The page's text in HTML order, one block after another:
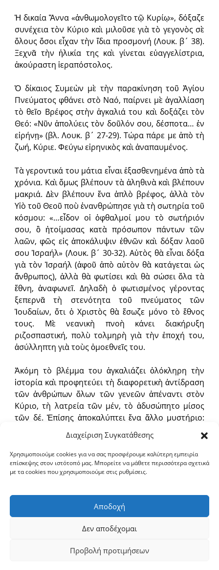
Διαχείριση Συγκατάθεσης
Χρησιμοποιούμε cookies για να σας προσφέρουμε καλύτερη εμπειρία
επίσκεψης στον ιστότοπό μας. Μπορείτε να μάθετε περισσότερα σχετικά
με τα cookies που χρησιμοποιούμε στις ρυθμίσεις.
Αποδοχή
Δεν αποδέχομαι
Προβολή προτιμήσεων
Ἡ δικαία Ἄννα «ἀνθωμολογεῖτο τῷ Κυρίῳ», δόξαζε
συνέχεια τὸν Κύριο καὶ μιλοῦσε γιὰ τὸ γεγονὸς σὲ
ὅλους ὅσοι εἶχαν τὴν ἴδια προσμονή (Λουκ. β´ 38).
Ξεχνᾶ τὴν ἡλικία της καὶ γίνεται εὐαγγελίστρια,
ἀκούραστη ἱεραπόστολος.
Ὁ δίκαιος Συμεὼν μὲ τὴν παρακίνηση τοῦ Ἁγίου
Πνεύματος φθάνει στὸ Ναό, παίρνει μὲ ἀγαλλίαση
τὸ θεῖο Βρέφος στὴν ἀγκαλιά του καὶ δοξάζει τὸν
Θεό: «Νῦν ἀπολύεις τὸν δοῦλόν σου, δέσποτα… ἐν
εἰρήνῃ» (βλ. Λουκ. β´ 27-29). Τώρα πάρε με ἀπὸ τὴ
ζωή, Κύριε. Φεύγω εἰρηνικὸς καὶ ἀναπαυμένος.
Τὰ γεροντικά του μάτια εἶναι ἐξασθενημένα ἀπὸ τὰ
χρόνια. Καὶ ὅμως βλέπουν τὰ ἀληθινὰ καὶ βλέπουν
μακριά. Δὲν βλέπουν ἕνα ἁπλὸ βρέφος, ἀλλὰ τὸν
Υἱὸ τοῦ Θεοῦ ποὺ ἐνανθρώπησε γιὰ τὴ σωτηρία τοῦ
κόσμου: «…εἶδον οἱ ὀφθαλμοί μου τὸ σωτήριόν
σου, ὃ ἡτοίμασας κατὰ πρόσωπον πάντων τῶν
λαῶν, φῶς εἰς ἀποκάλυψιν ἐθνῶν καὶ δόξαν λαοῦ
σου Ἰσραήλ» (Λουκ. β´ 30-32). Αὐτὸς θὰ εἶναι δόξα
γιὰ τὸν Ἰσραήλ (ἀφοῦ ἀπὸ αὐτὸν θὰ κατάγεται ὡς
ἄνθρωπος), ἀλλὰ θὰ φωτίσει καὶ θὰ σώσει ὅλα τὰ
ἔθνη, ἀναφωνεῖ. Δηλαδὴ ὁ φωτισμένος γέροντας
ξεπερνᾶ τὴ στενότητα τοῦ πνεύματος τῶν
Ἰουδαίων, ὅτι ὁ Χριστὸς θὰ ἔσωζε μόνο τὸ ἔθνος
τους. Μὲ νεανικὴ πνοὴ κάνει διακήρυξη
ριζοσπαστική, πολὺ τολμηρὴ γιὰ τὴν ἐποχή του,
ἀσύλληπτη γιὰ τοὺς ὁμοεθνεῖς του.
Ἀκόμη τὸ βλέμμα του ἀγκαλιάζει ὁλόκληρη τὴν
ἱστορία καὶ προφητεύει τὴ διαφορετικὴ ἀντίδραση
τῶν ἀνθρώπων ὅλων τῶν γενεῶν ἀπέναντι στὸν
Κύριο, τὴ λατρεία τῶν μέν, τὸ ἀδυσώπητο μίσος
τῶν δέ. Ἐπίσης ἀποκαλύπτει ἕνα ἄλλο μυστήριο:
τὸν ἀκατανόητο πόνο τῆς Θεομήτορος γιὰ τὸν
ἐσταυρωμένο Υἱό Της…
Βλέπει, αἰσθάνεται, χαίρεται, ζεῖ.
Ἑορτὴ τῆς Ὑπαπαντῆς. Δύο θαλεροὶ γέροντες
ὁποία χαρίζει Ἐκεῖνος σὲ ὅσους Τοῦ δίνουν τὴν